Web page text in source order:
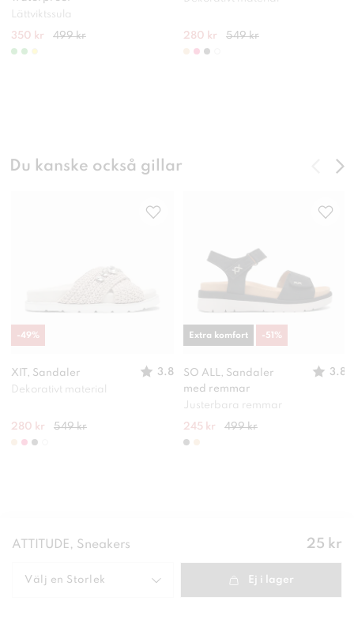
Lättviktssula
350 kr 499 kr 280 kr 549 kr
Du kanske också gillar
XIT, Sandaler
3.8
Dekorativt material
280 kr 549 kr
-49%
SO ALL, Sandaler
med remmar
3.8
Justerbara remmar
245 kr 499 kr
Extra komfort -51 %
ATTITUDE, Sneakers Pris:
25 kr
Välj en Storlek Ej i lager